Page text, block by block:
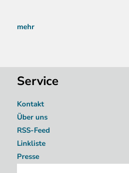
mehr
Service
Kontakt
Über uns
RSS-Feed
Linkliste
Presse